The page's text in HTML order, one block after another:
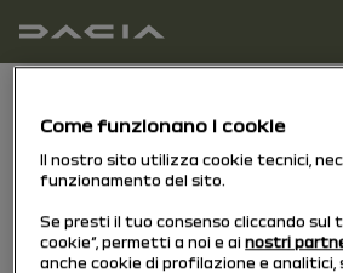
Manuale utente
Breadcrumb
pagina iniziale Elenco modelli
Dacia
15/10/2025
Esplora Manuale Spie di avvertimento
Come funzionano i cookie
Il nostro sito utilizza cookie tecnici,
funzionamento del sito.
Se presti il tuo consenso cliccando sul
cookie”, permetti a noi e ainostri
anche cookie di profilazione e analitici,